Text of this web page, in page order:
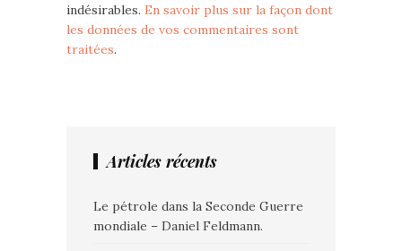
indésirables. En savoir plus sur la façon dont
les données de vos commentaires sont
traitées.
Articles récents
Le pétrole dans la Seconde Guerre
mondiale – Daniel Feldmann.